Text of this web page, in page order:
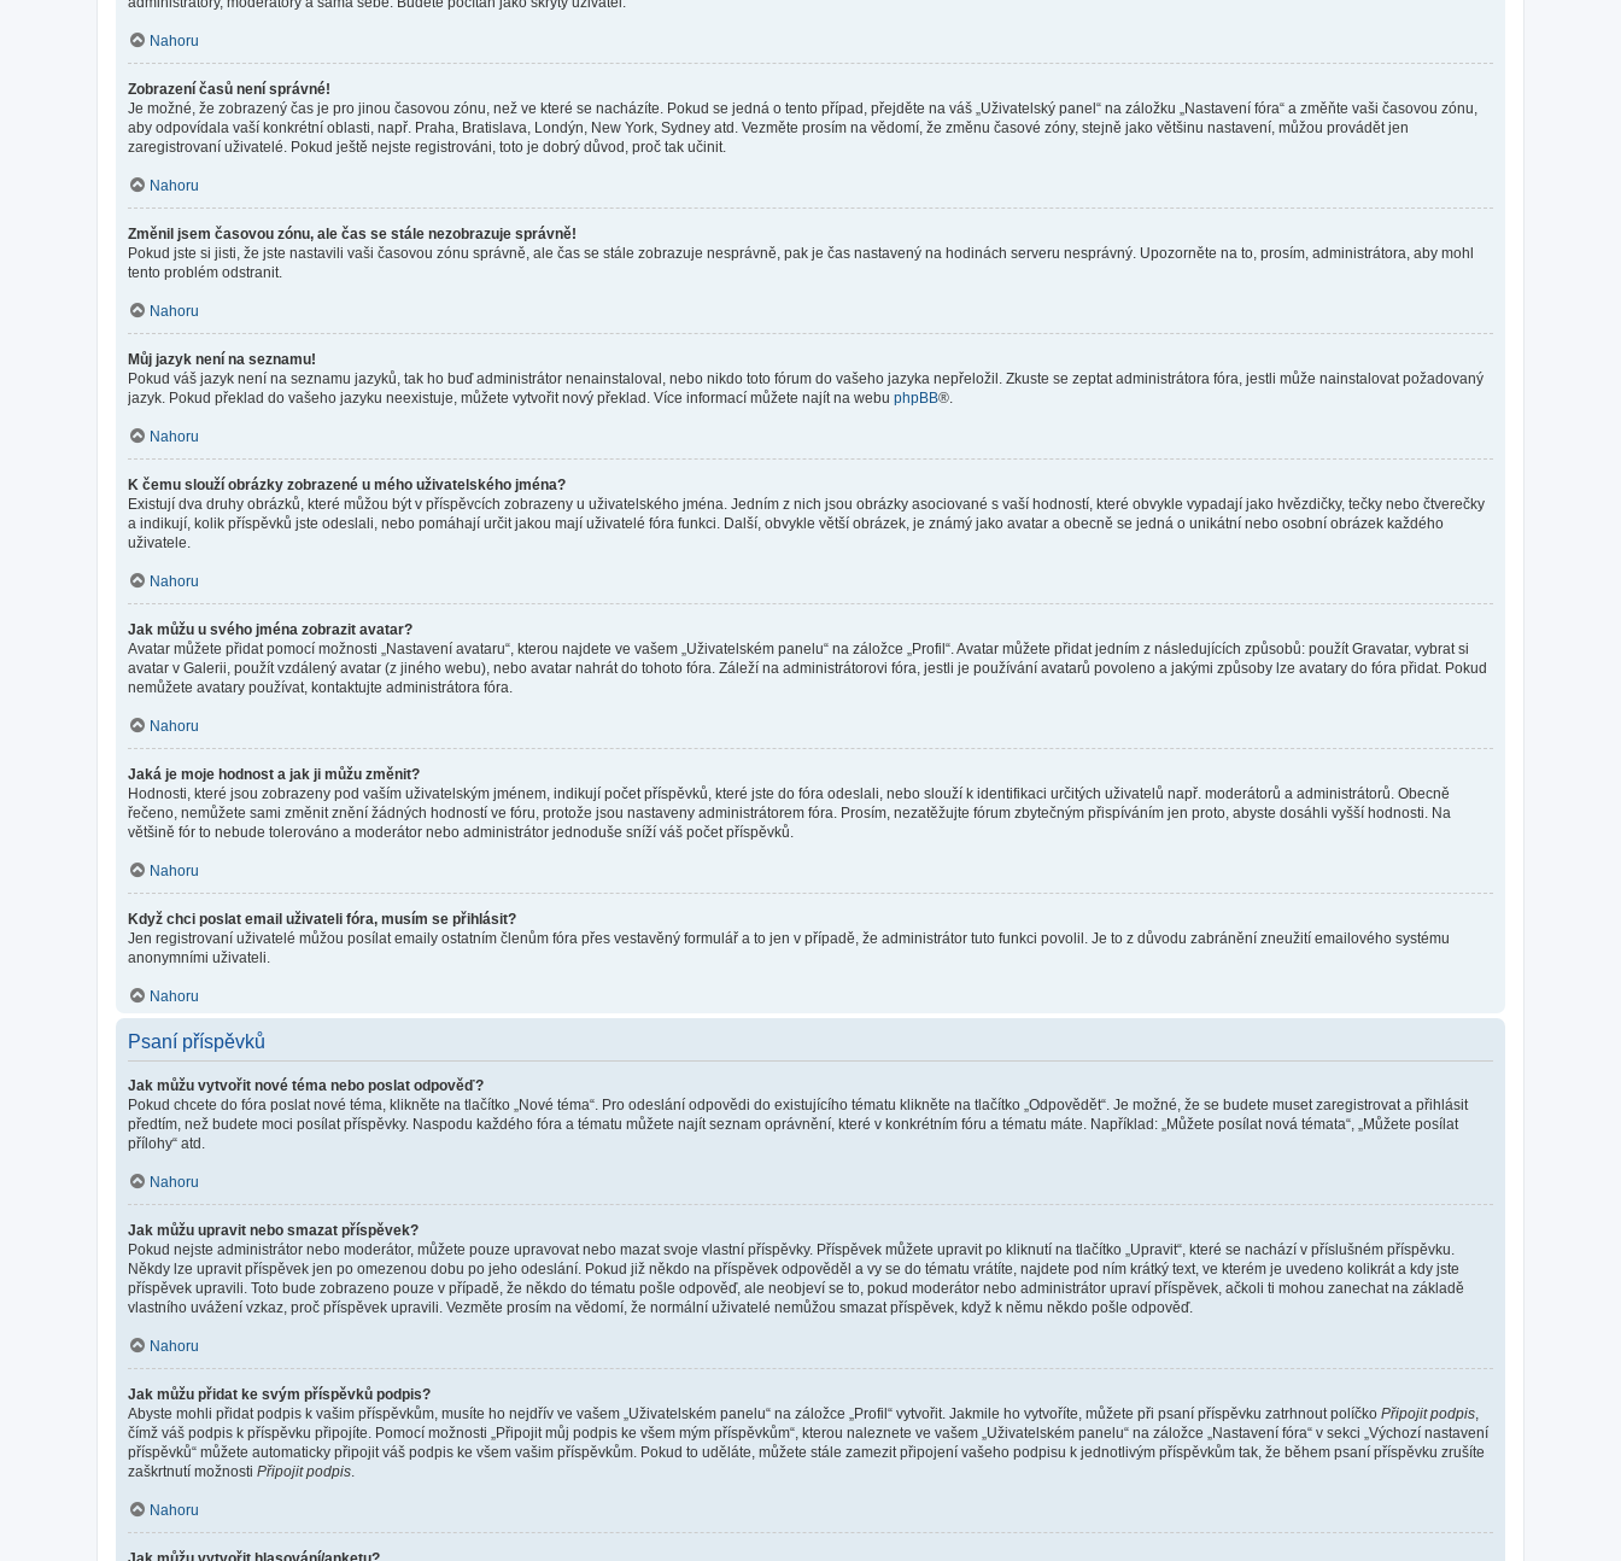
Nahoru
Zobrazení časů není správné!
Je možné, že zobrazený čas je pro jinou časovou zónu, než ve které se nacházíte. Pokud se jedná o tento případ, přejděte na váš „Uživatelský panel“ na záložku „Nastavení fóra“ a změňte vaši časovou zónu,
aby odpovídala vaší konkrétní oblasti, např. Praha, Bratislava, Londýn, New York, Sydney atd. Vezměte prosím na vědomí, že změnu časové zóny, stejně jako většinu nastavení, můžou provádět jen
zaregistrovaní uživatelé. Pokud ještě nejste registrováni, toto je dobrý důvod, proč tak učinit.
Nahoru
Změnil jsem časovou zónu, ale čas se stále nezobrazuje správně!
Pokud jste si jisti, že jste nastavili vaši časovou zónu správně, ale čas se stále zobrazuje nesprávně, pak je čas nastavený na hodinách serveru nesprávný. Upozorněte na to, prosím, administrátora, aby mohl
tento problém odstranit.
Nahoru
Můj jazyk není na seznamu!
Pokud váš jazyk není na seznamu jazyků, tak ho buď administrátor nenainstaloval, nebo nikdo toto fórum do vašeho jazyka nepřeložil. Zkuste se zeptat administrátora fóra, jestli může nainstalovat požadovaný
jazyk. Pokud překlad do vašeho jazyku neexistuje, můžete vytvořit nový překlad. Více informací můžete najít na webu phpBB®.
Nahoru
K čemu slouží obrázky zobrazené u mého uživatelského jména?
Existují dva druhy obrázků, které můžou být v příspěvcích zobrazeny u uživatelského jména. Jedním z nich jsou obrázky asociované s vaší hodností, které obvykle vypadají jako hvězdičky, tečky nebo čtverečky
a indikují, kolik příspěvků jste odeslali, nebo pomáhají určit jakou mají uživatelé fóra funkci. Další, obvykle větší obrázek, je známý jako avatar a obecně se jedná o unikátní nebo osobní obrázek každého
uživatele.
Nahoru
Jak můžu u svého jména zobrazit avatar?
Avatar můžete přidat pomocí možnosti „Nastavení avataru“, kterou najdete ve vašem „Uživatelském panelu“ na záložce „Profil“. Avatar můžete přidat jedním z následujících způsobů: použít Gravatar, vybrat si
avatar v Galerii, použít vzdálený avatar (z jiného webu), nebo avatar nahrát do tohoto fóra. Záleží na administrátorovi fóra, jestli je používání avatarů povoleno a jakými způsoby lze avatary do fóra přidat. Pokud
nemůžete avatary používat, kontaktujte administrátora fóra.
Nahoru
Jaká je moje hodnost a jak ji můžu změnit?
Hodnosti, které jsou zobrazeny pod vaším uživatelským jménem, indikují počet příspěvků, které jste do fóra odeslali, nebo slouží k identifikaci určitých uživatelů např. moderátorů a administrátorů. Obecně
řečeno, nemůžete sami změnit znění žádných hodností ve fóru, protože jsou nastaveny administrátorem fóra. Prosím, nezatěžujte fórum zbytečným přispíváním jen proto, abyste dosáhli vyšší hodnosti. Na
většině fór to nebude tolerováno a moderátor nebo administrátor jednoduše sníží váš počet příspěvků.
Nahoru
Když chci poslat email uživateli fóra, musím se přihlásit?
Jen registrovaní uživatelé můžou posílat emaily ostatním členům fóra přes vestavěný formulář a to jen v případě, že administrátor tuto funkci povolil. Je to z důvodu zabránění zneužití emailového systému
anonymními uživateli.
Nahoru
Psaní příspěvků
Jak můžu vytvořit nové téma nebo poslat odpověď?
Pokud chcete do fóra poslat nové téma, klikněte na tlačítko „Nové téma“. Pro odeslání odpovědi do existujícího tématu klikněte na tlačítko „Odpovědět“. Je možné, že se budete muset zaregistrovat a přihlásit
předtím, než budete moci posílat příspěvky. Naspodu každého fóra a tématu můžete najít seznam oprávnění, které v konkrétním fóru a tématu máte. Například: „Můžete posílat nová témata“, „Můžete posílat
přílohy“ atd.
Nahoru
Jak můžu upravit nebo smazat příspěvek?
Pokud nejste administrátor nebo moderátor, můžete pouze upravovat nebo mazat svoje vlastní příspěvky. Příspěvek můžete upravit po kliknutí na tlačítko „Upravit“, které se nachází v příslušném příspěvku.
Někdy lze upravit příspěvek jen po omezenou dobu po jeho odeslání. Pokud již někdo na příspěvek odpověděl a vy se do tématu vrátíte, najdete pod ním krátký text, ve kterém je uvedeno kolikrát a kdy jste
příspěvek upravili. Toto bude zobrazeno pouze v případě, že někdo do tématu pošle odpověď, ale neobjeví se to, pokud moderátor nebo administrátor upraví příspěvek, ačkoli ti mohou zanechat na základě
vlastního uvážení vzkaz, proč příspěvek upravili. Vezměte prosím na vědomí, že normální uživatelé nemůžou smazat příspěvek, když k němu někdo pošle odpověď.
Nahoru
Jak můžu přidat ke svým příspěvků podpis?
Abyste mohli přidat podpis k vašim příspěvkům, musíte ho nejdřív ve vašem „Uživatelském panelu“ na záložce „Profil“ vytvořit. Jakmile ho vytvoříte, můžete při psaní příspěvku zatrhnout políčko Připojit podpis,
čímž váš podpis k příspěvku připojíte. Pomocí možnosti „Připojit můj podpis ke všem mým příspěvkům“, kterou naleznete ve vašem „Uživatelském panelu“ na záložce „Nastavení fóra“ v sekci „Výchozí nastavení
příspěvků“ můžete automaticky připojit váš podpis ke všem vašim příspěvkům. Pokud to uděláte, můžete stále zamezit připojení vašeho podpisu k jednotlivým příspěvkům tak, že během psaní příspěvku zrušíte
zaškrtnutí možnosti Připojit podpis.
Nahoru